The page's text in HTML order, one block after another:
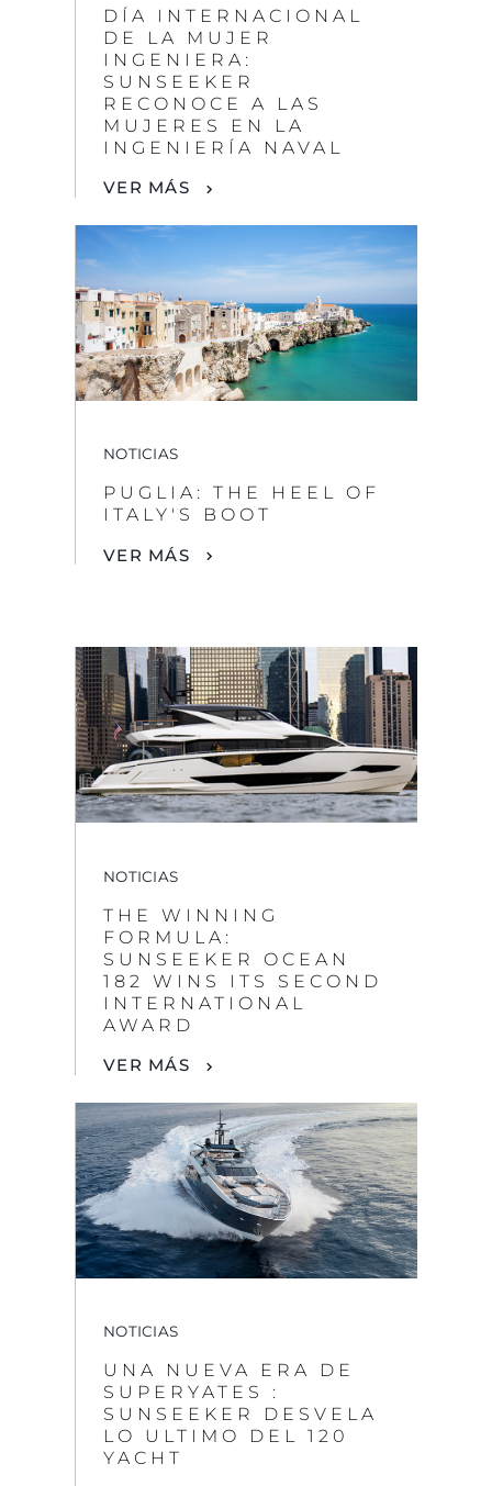
INGENIERÍA NAVAL
VER MÁS
NOTICIAS
PUGLIA: THE HEEL OF
ITALY'S BOOT
NOTICIAS
THE WINNING
FORMULA:
SUNSEEKER OCEAN
INTERNATIONAL
VER MÁS
NOTICIAS
UNA NUEVA ERA DE
SUPERYATES :
SUNSEEKER DESVELA
YACHT
VER MÁS
By clicking “Accept All Cookies”, you agree to the
storing of cookies on your device to enhance site
navigation, analyze site usage, and assist in our
marketing efforts.
REJECT ALL
ACCEPT ALL COOKIES